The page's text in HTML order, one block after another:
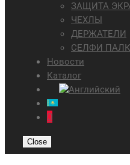
ЗАЩИТА
ЧЕХЛЫ
ДЕРЖАТЕЛИ
СЕЛФИ
Новости
Каталог
0
Close